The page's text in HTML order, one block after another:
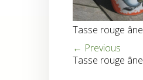
Tasse rouge âne
← Previous
Tasse rouge âne